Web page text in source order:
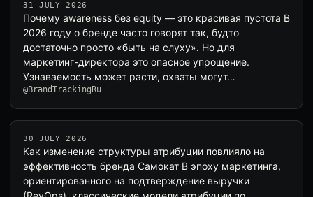
31 JULY 2026
Почему awareness без equity — это красивая пустота В
2026 году о бренде часто говорят так, будто
достаточно просто «быть на слуху». Но для
маркетинг-директора это опасное упрощение.
Узнаваемость может расти, охваты могут…
@BrandTrackingRu
30 JULY 2026
Как изменение структуры атрибуции повлияло на
эффективность бренда Самокат В эпоху маркетинга,
ориентированного на подтверждение выручки